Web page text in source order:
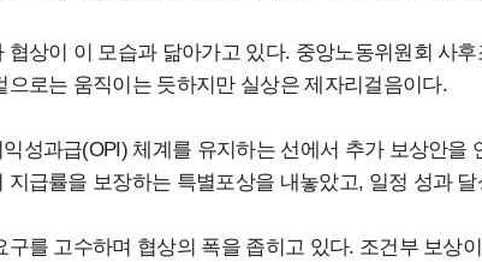
협상이 이 모습과 닮아가고 있다. 중앙노동위원회 사
으로는 움직이는 듯하지만 실상은 제자리걸음이다.
성과급(OPI) 체계를 유지하는 선에서 추가 보상안을
지급률을 보장하는 특별포상을 내놓았고, 일정 성과
구를 고수하며 협상의 폭을 좁히고 있다. 조건부 보상